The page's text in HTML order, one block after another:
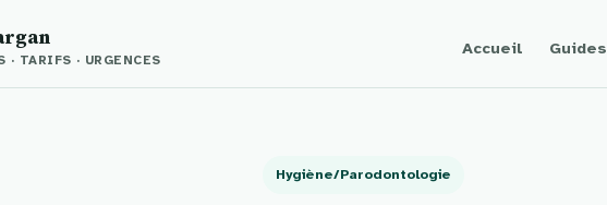
TARIFS · URGENCES
Accueil Guides
Hygiène/Parodontologie